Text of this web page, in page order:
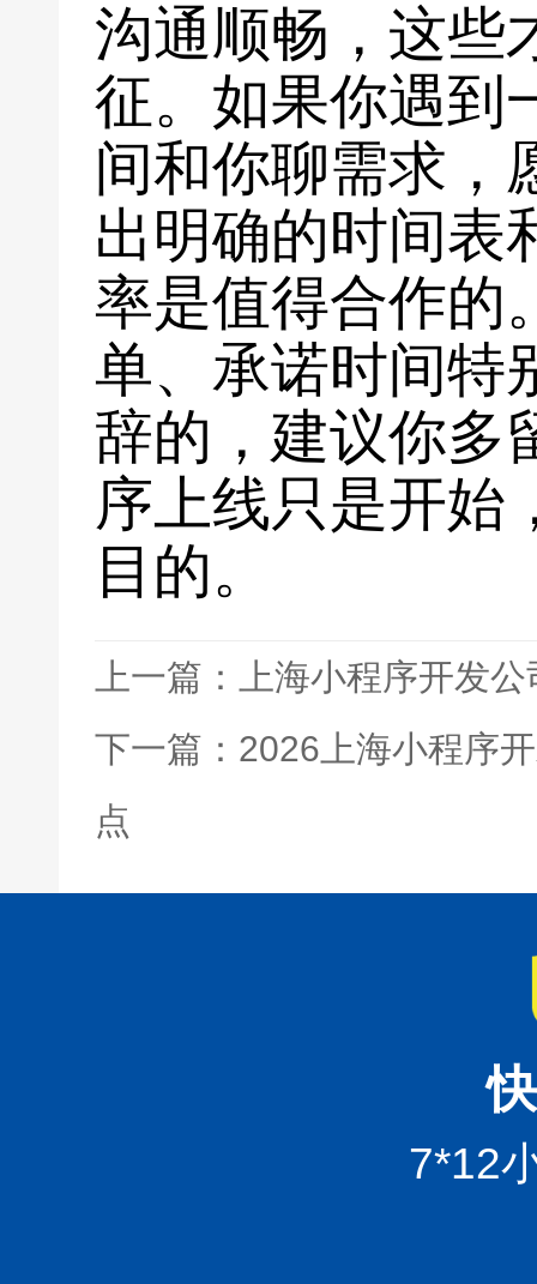
沟通顺畅，这些
征。如果你遇到
间和你聊需求，
出明确的时间表
率是值得合作的
单、承诺时间特
辞的，建议你多
序上线只是开始
目的。
上一篇：上海小程序开发
下一篇：2026上海小程序
点
7*12